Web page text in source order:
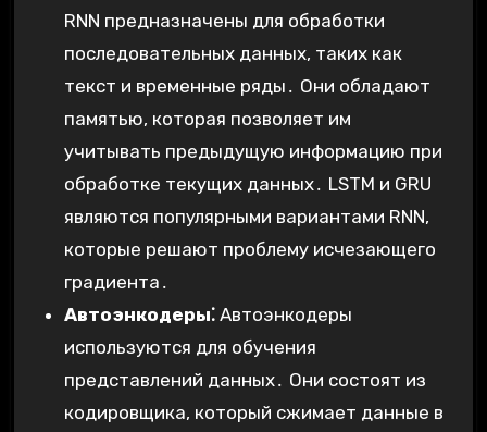
RNN предназначены для обработки
последовательных данных, таких как
текст и временные ряды․ Они обладают
памятью, которая позволяет им
учитывать предыдущую информацию при
обработке текущих данных․ LSTM и GRU
являются популярными вариантами RNN,
которые решают проблему исчезающего
градиента․
Автоэнкодеры⁚Автоэнкодеры
используются для обучения
представлений данных․ Они состоят из
кодировщика, который сжимает данные в